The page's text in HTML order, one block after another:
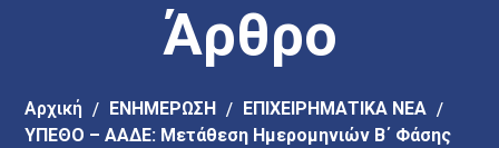
Άρθρο
Αρχική EΝΗΜΕΡΩΣΗ
ΕΠΙΧΕΙΡΗΜΑΤΙΚΑ ΝΕΑ
ΥΠΕΘΟ – ΑΑΔΕ: Μετάθεση Ημερομηνιών Β΄ Φάσης